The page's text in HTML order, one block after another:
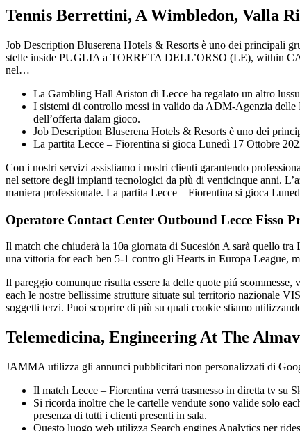
Tennis Berrettini, A Wimbledon, Valla
Job Description Bluserena Hotels & Resorts è uno dei principali
stelle inside PUGLIA a TORRETA DELL’ORSO (LE), within
nel…
La Gambling Hall Ariston di Lecce ha regalato un altro
I sistemi di controllo messi in valido da ADM-Agenzia delle
dell’offerta dalam gioco.
Job Description Bluserena Hotels & Resorts è uno dei
La partita Lecce – Fiorentina si gioca Lunedì 17 Ottobre
Con i nostri servizi assistiamo i nostri clienti garantendo
nel settore degli impianti tecnologici da più di venticinque anni.
maniera professionale. La partita Lecce – Fiorentina si gioca
Operatore Contact Center Outbound Lecce Fisso
Il match che chiuderà la 10a giornata di Sucesión A sarà quello
una vittoria for each ben 5-1 contro gli Hearts in Europa League,
Il pareggio comunque risulta essere la delle quote piú
each le nostre bellissime strutture situate sul territorio nazionale
soggetti terzi. Puoi scoprire di più su quali cookie stiamo
Telemedicina, Engineering At The
JAMMA utilizza gli annunci pubblicitari non personalizzati di
Il match Lecce – Fiorentina verrá trasmesso in diretta tv su
Si ricorda inoltre che le cartelle vendute sono valide solo
presenza di tutti i clienti presenti in sala.
Questo luogo web utilizza Search engines Analytics per